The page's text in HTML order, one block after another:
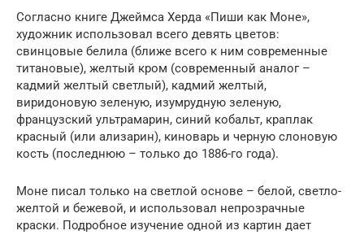
Согласно книге Джеймса Херда «Пиши как Моне»,
художник использовал всего девять цветов:
свинцовые белила (ближе всего к ним современные
титановые), желтый кром (современный аналог –
кадмий желтый светлый), кадмий желтый,
виридоновую зеленую, изумрудную зеленую,
французский ультрамарин, синий кобальт, краплак
красный (или ализарин), киноварь и черную слоновую
кость (последнюю – только до 1886-го года).
Моне писал только на светлой основе – белой, светло-
желтой и бежевой, и использовал непрозрачные
краски. Подробное изучение одной из картин дает